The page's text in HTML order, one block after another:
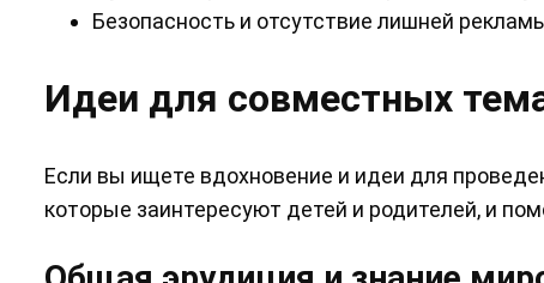
Безопасность и отсутствие лишней
Идеи для совместных
Если вы ищете вдохновение и идеи для
которые заинтересуют детей и родителей, и